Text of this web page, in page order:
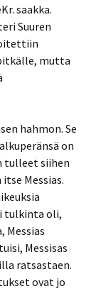
saakka.
Suuren
mutta
hahmon. Se
on
tulleet siihen
Messias.
tulkinta oli,
Messias
Messisas
ratsastaen.
ovat jo